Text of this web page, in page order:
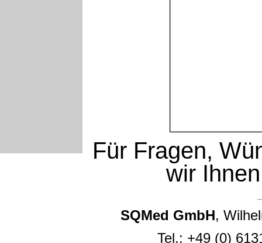
Für Fragen,
wir
SQMed GmbH,
Tel.: +49 (0)